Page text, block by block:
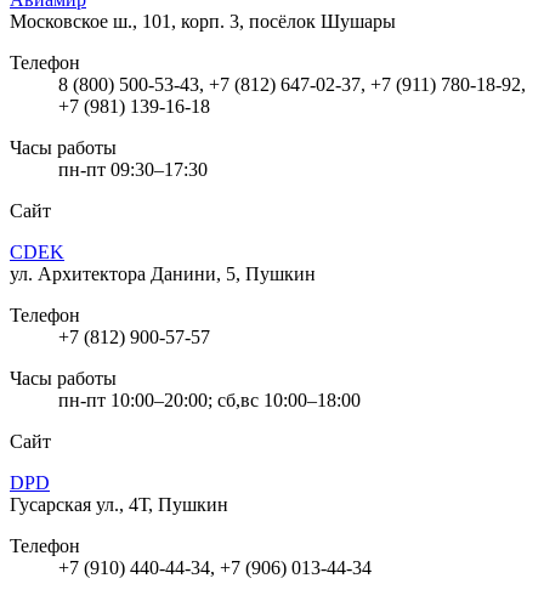
Московское ш., 101, корп. 3, посёлок Шушары
Телефон
8 (800) 500-53-43, +7 (812) 647-02-37, +7 (911) 780-18-92,
+7 (981) 139-16-18
Часы работы
пн-пт 09:30–17:30
Сайт
CDEK
ул. Архитектора Данини, 5, Пушкин
Телефон
+7 (812) 900-57-57
Часы работы
пн-пт 10:00–20:00; сб,вс 10:00–18:00
Сайт
DPD
Гусарская ул., 4Т, Пушкин
Телефон
+7 (910) 440-44-34, +7 (906) 013-44-34